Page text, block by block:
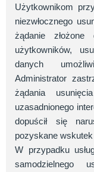
Użytkownikom
niezwłocznego
żądanie
użytkowników,
danych
Administrator
żądania
uzasadnionego
dopuścił się
pozyskane
W przypadku
samodzielnego